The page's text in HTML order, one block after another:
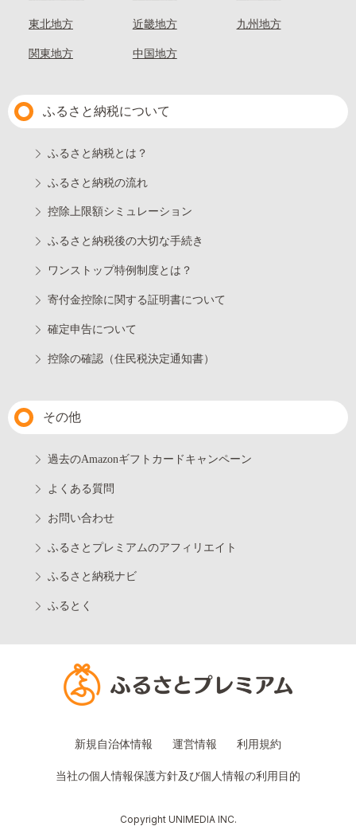
東北地方
関東地方
近畿地方
中国地方
九州地方
ふるさと納税について
ふるさと納税とは？
ふるさと納税の流れ
控除上限額シミュレーション
ふるさと納税後の大切な手続き
ワンストップ特例制度とは？
寄付金控除に関する証明書について
確定申告について
控除の確認（住民税決定通知書）
その他
過去のAmazonギフトカードキャンペーン
よくある質問
お問い合わせ
ふるさとプレミアムのアフィリエイト
ふるさと納税ナビ
ふるとく
新規自治体情報 運営情報 利用規約
当社の個人情報保護方針及び個人情報の利用目的
Copyright UNIMEDIA INC.